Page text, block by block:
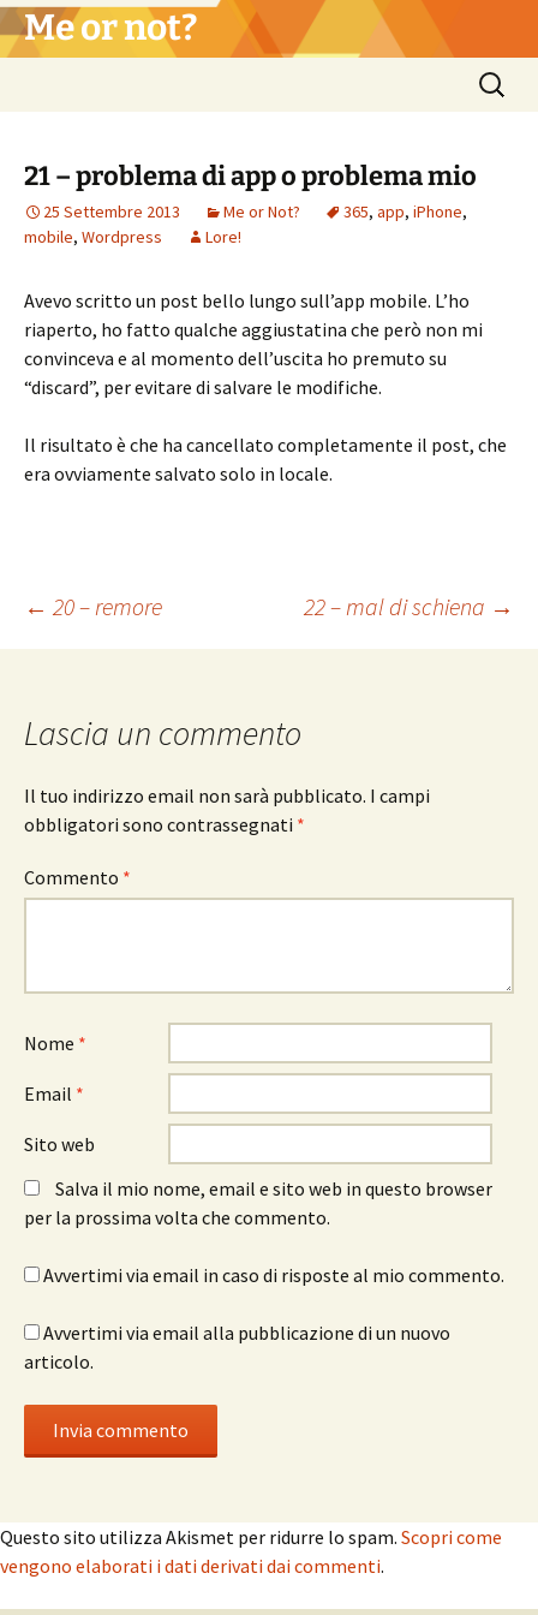
Vai
al Me or not?
Ricerca
per:
21 – problema di app o problema mio
25 Settembre 2013 Me or Not? 365, app, iPhone,
mobile, Wordpress Lore!
Avevo scritto un post bello lungo sull’app mobile. L’ho
riaperto, ho fatto qualche aggiustatina che però non mi
convinceva e al momento dell’uscita ho premuto su
“discard”, per evitare di salvare le modifiche.
Il risultato è che ha cancellato completamente il post, che
era ovviamente salvato solo in locale.
Navigazione
← 20 – remore 22 – mal di schiena →
Lascia un commento
Il tuo indirizzo email non sarà pubblicato. I campi
obbligatori sono contrassegnati *
Commento *
Nome *
Email *
Sito web
Salva il mio nome, email e sito web in questo browser
per la prossima volta che commento.
Avvertimi via email in caso di risposte al mio commento.
Avvertimi via email alla pubblicazione di un nuovo
articolo.
Questo sito utilizza Akismet per ridurre lo spam. Scopri come
vengono elaborati i dati derivati dai commenti.